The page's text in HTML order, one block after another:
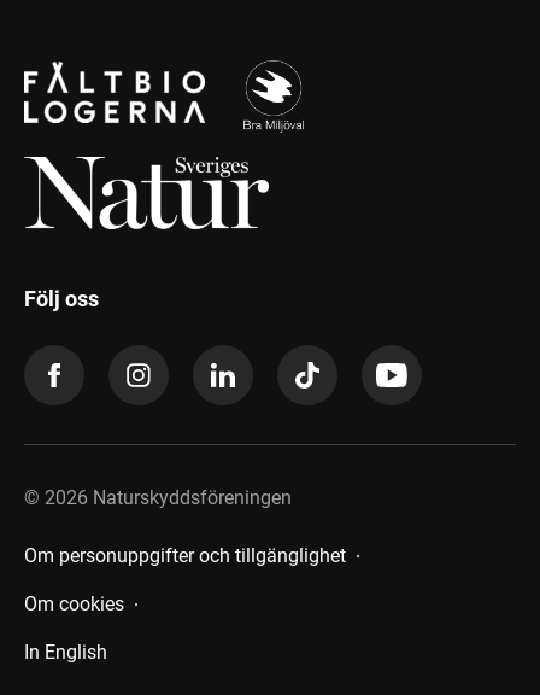
Följ oss
© 2026 Naturskyddsföreningen
Om personuppgifter och tillgänglighet
Om cookies
In English